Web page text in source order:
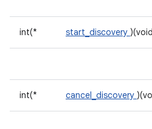
int(* start_discovery
int(* cancel_discovery